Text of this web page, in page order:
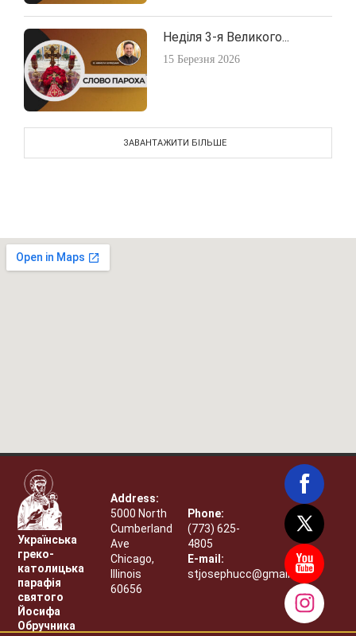
Неділя 3-я Великого...
15 Березня 2026
ЗАВАНТАЖИТИ БІЛЬШЕ
Українська
греко-
католицька
парафія
святого
Йосифа
Обручника
Address:
5000 North
Cumberland
Ave
Chicago,
Illinois
60656
Phone:
(773) 625-
4805
E-mail:
stjosephucc@gmail.com